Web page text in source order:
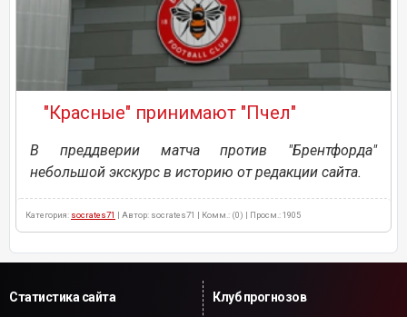
"Красные" принимают "Пчел"
В преддверии матча против "Брентфорда"
небольшой экскурс в историю от редакции сайта.
Категория: socrates71 | Автор: socrates71 | Комм.: (0) | Просм.: 1905
Статистика сайта
Клуб прогнозов